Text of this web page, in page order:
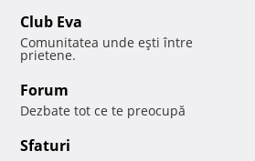
Club Eva
Comunitatea unde eşti între
prietene.
Forum
Dezbate tot ce te preocupă
Sfaturi